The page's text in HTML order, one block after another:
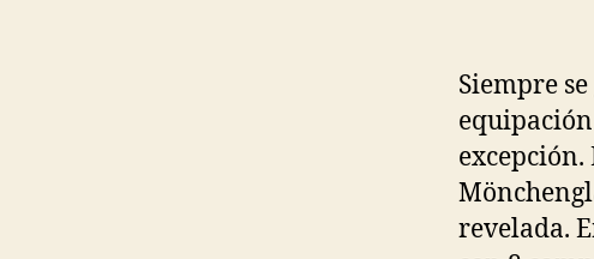
Siempre
revelada.